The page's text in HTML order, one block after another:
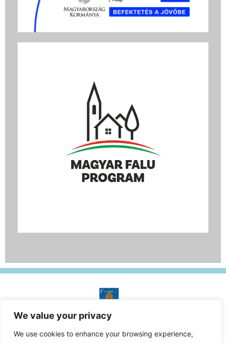
We value your privacy
We use cookies to enhance your browsing experience,
A honlap tulajdonosa:
Kercaszomor Község Önkormányzata